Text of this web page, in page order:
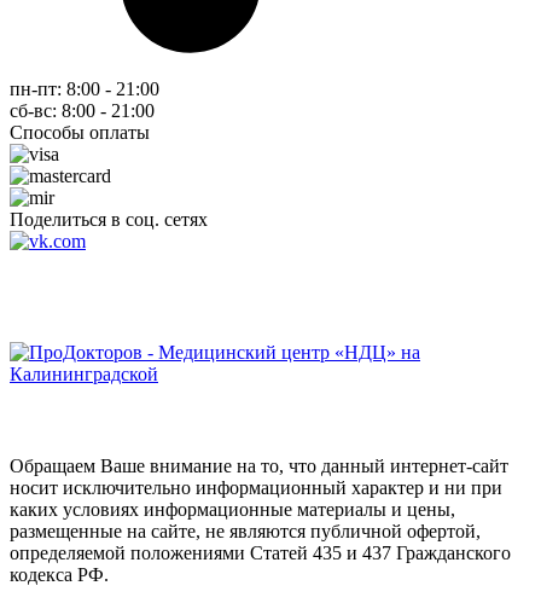
пн-пт: 8:00 - 21:00
сб-вс: 8:00 - 21:00
Способы оплаты
Поделиться в соц. сетях
Обращаем Ваше внимание на то, что данный интернет-сайт
носит исключительно информационный характер и ни при
каких условиях информационные материалы и цены,
размещенные на сайте, не являются публичной офертой,
определяемой положениями Статей 435 и 437 Гражданского
кодекса РФ.